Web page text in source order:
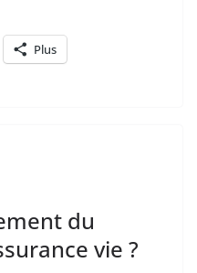
Plus
du
vie ?